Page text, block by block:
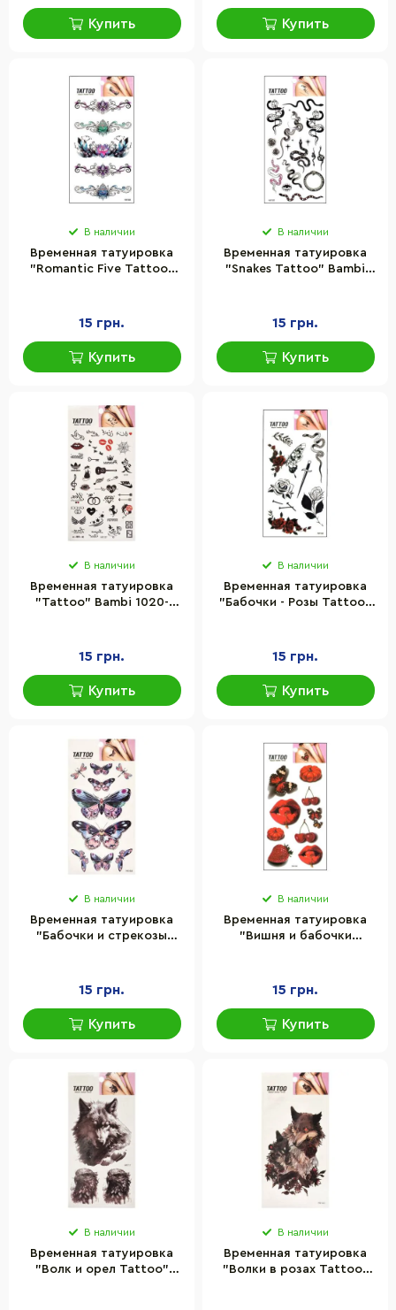
Купить Купить
В наличии
Временная татуировка
"Romantic Five Tattoo"
15 грн.
Купить
В наличии
Временная татуировка
"Snakes Tattoo" Bambi
15 грн.
Купить
В наличии
Временная татуировка
"Tattoo" Bambi 1020-
15 грн.
Купить
В наличии
Временная татуировка
"Бабочки - Розы Tattoo"
15 грн.
Купить
В наличии
Временная татуировка
"Бабочки и стрекозы
15 грн.
Купить
В наличии
Временная татуировка
"Вишня и бабочки
15 грн.
Купить
В наличии
Временная татуировка
"Волк и орел Tattoo"
В наличии
Временная татуировка
"Волки в розах Tattoo"